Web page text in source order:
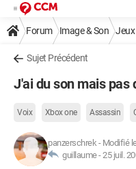
Forum Image & Son Jeux
Sujet Précédent
J'ai du son mais pas
Voix Xbox one Assassin
panzerschrek- Modifié
guillaume -25 juil.